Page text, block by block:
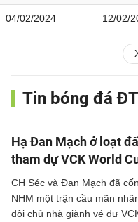
04/02/2024 12/02/
Tin bóng đá
Hạ Đan Mạch ở loạt
tham dự VCK World
CH Séc và Đan Mạch đã
NHM một trận cầu mãn
đội chủ nhà giành vé dự